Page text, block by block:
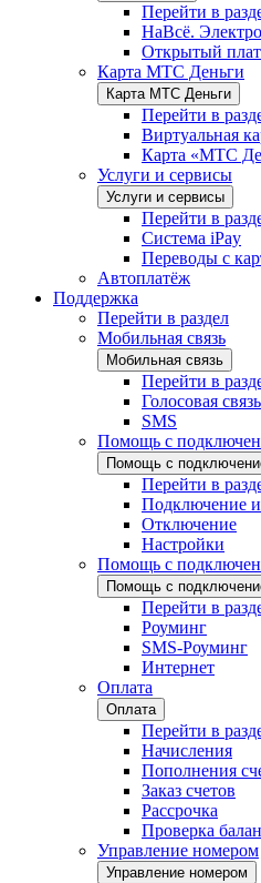
Перейти в
НаВсё.
Открытый
Карта МТС Деньги
Карта МТС Деньги
Перейти в
Виртуальная
Карта «МТС
Услуги и сервисы
Услуги и сервисы
Перейти в
Система iPay
Переводы с
Автоплатёж
Поддержка
Перейти в раздел
Мобильная связь
Мобильная связь
Перейти в
Голосовая связь
SMS
Помощь с
Помощь с
Перейти в
Подключение
Отключение
Настройки
Помощь с
Помощь с
Перейти в
Роуминг
SMS-Роуминг
Интернет
Оплата
Оплата
Перейти в
Начисления
Пополнения
Заказ счетов
Рассрочка
Проверка
Управление номером
Управление номером